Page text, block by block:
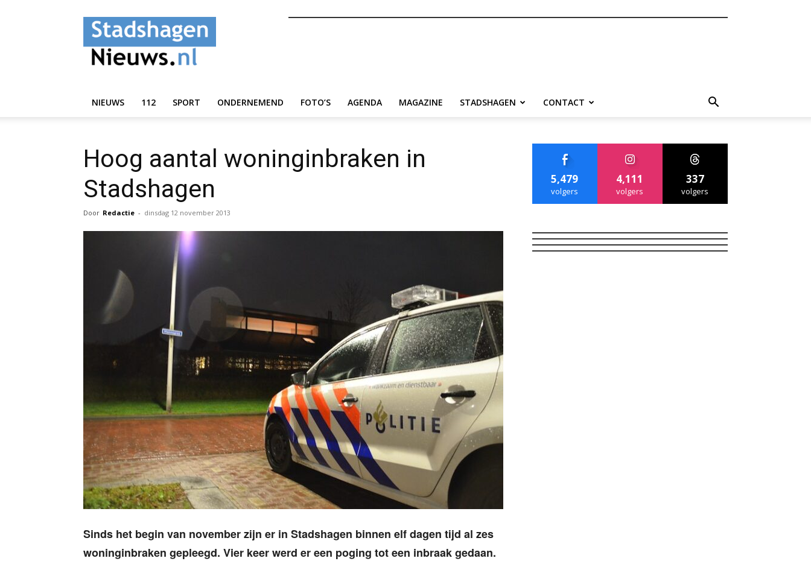
StadshagenNieuws.nl
NIEUWS 112 SPORT ONDERNEMEND FOTO’S AGENDA MAGAZINE STADSHAGEN CONTACT
Hoog aantal woninginbraken in
Stadshagen
Door Redactie - dinsdag 12 november 2013
Sinds het begin van november zijn er in Stadshagen binnen elf dagen tijd al zes
woninginbraken gepleegd. Vier keer werd er een poging tot een inbraak gedaan.
5,479
volgers
4,111
volgers
337
volgers